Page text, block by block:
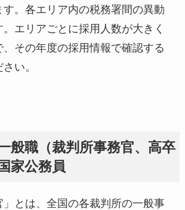
す。各エリア内の税務署間の異動
エリアごとに採用人数が大きく
その年度の採用情報で確認する
い。
般職（裁判所事務官、高卒
家公務員
」とは、全国の各裁判所の一般事